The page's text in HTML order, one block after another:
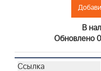
В
Обновлено